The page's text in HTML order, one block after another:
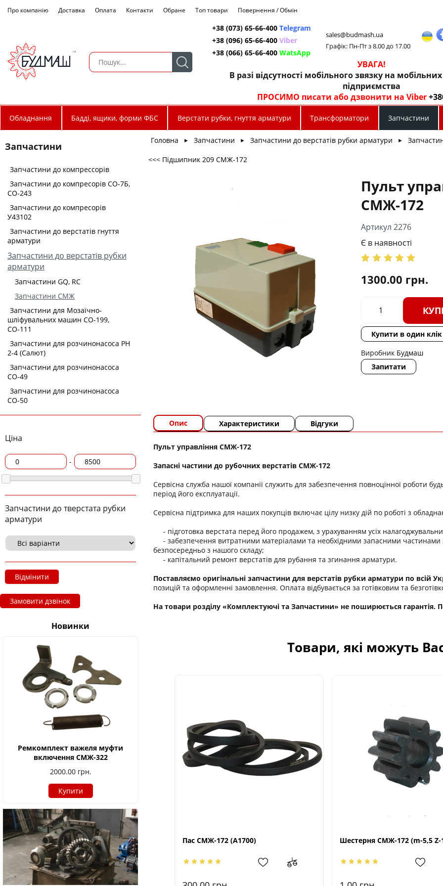
Про компанію Доставка Оплата Контакти Обране Топ товари Повернення / Обмін
+38 (073) 65-66-400 Telegram
+38 (096) 65-66-400 Viber
+38 (066) 65-66-400 WatsApp
sales@budmash.ua
Графік: Пн-Пт з 8.00 до 17.00
УВАГА!
В разі відсутності мобільного звязку на
підприємства
ПРОСИМО писати або дзвонити на Viber
Обладнання Бадді, ящики, форми ФБС Верстати рубки, гнуття арматури Трансформатори Запчастини
Запчастини
Запчастини до компрессорів
Запчастини до компресорів СО-7Б,
СО-243
Запчастини до компресорів
У43102
Запчастини до верстатів гнуття
арматури
Запчастини до верстатів рубки
арматури
Запчастини GQ, RC
Запчастини СМЖ
Запчастини для Мозаїчно-
шліфувальних машин СО-199,
СО-111
Запчастини для розчинонасоса РН
2-4 (Салют)
Запчастини для розчинонасоса
СО-49
Запчастини для розчинонасоса
СО-50
Ціна
-
Запчастини до тверстата рубки
арматури
Відмінити
Замовити дзвінок
Новинки
Ремкомплект важеля муфти
включення СМЖ-322
2000.00 грн.
Купити
Головна ► Запчастини ► Запчастини до верстатів рубки арматури ►
<<< Підшипник 209 СМЖ-172
Пульт
СМЖ-172
Артикул 2276
Є в наявності
1300.00 грн.
Купити в один клік
Виробник Будмаш
Запитати
Опис Характеристики Відгуки
Пульт управління СМЖ-172
Запасні частини до рубочних верстатів СМЖ-172
Сервісна служба нашої компанії служить для забезпечення повноцінної роботи
період його експлуатації.
Сервісна підтримка для наших покупців включає цілу низку дій по роботі з
- підготовка верстата перед його продажем, з урахуванням усіх
- забезпечення витратними матеріалами та необхідними запасними частинами
безпосередньо з нашого складу;
- капітальний ремонт верстатів для рубання та згинання арматури.
Поставляємо оригінальні запчастини для верстатів рубки арматури по всій
позицій та оформленні замовлення. Оплата відбувається за готівковим та
На товари розділу «Комплектуючі та Запчастини» не поширюється гарантія.
Товари, які можуть
Пас СМЖ-172 (А1700) Шестерня СМЖ-172 (m-5,5 Z-